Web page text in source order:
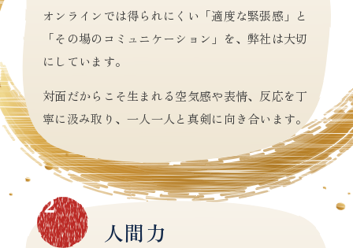
オンラインでは得られにくい「適度な緊張感」と
「その場のコミュニケーション」を、弊社は大切
にしています。
対面だからこそ生まれる空気感や表情、反応を丁
寧に汲み取り、一人一人と真剣に向き合います。
02
人間力